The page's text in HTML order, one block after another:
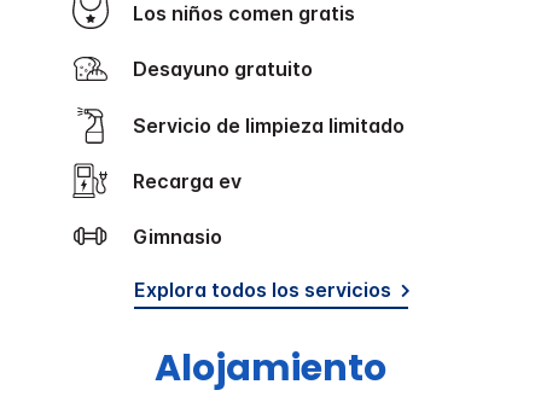
Los niños comen gratis
Desayuno gratuito
Servicio de limpieza limitado
Recarga ev
Gimnasio
Explora todos los servicios
Alojamiento